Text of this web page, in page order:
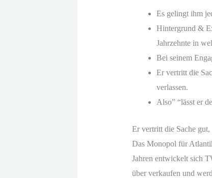
Es gelingt ihm
Hintergrund &
Jahrzehnte in
Bei seinem
Er vertritt die
verlassen.
Also” “lässt er
Er vertritt die Sache
Das Monopol für
Jahren entwickelt sich
über verkaufen und